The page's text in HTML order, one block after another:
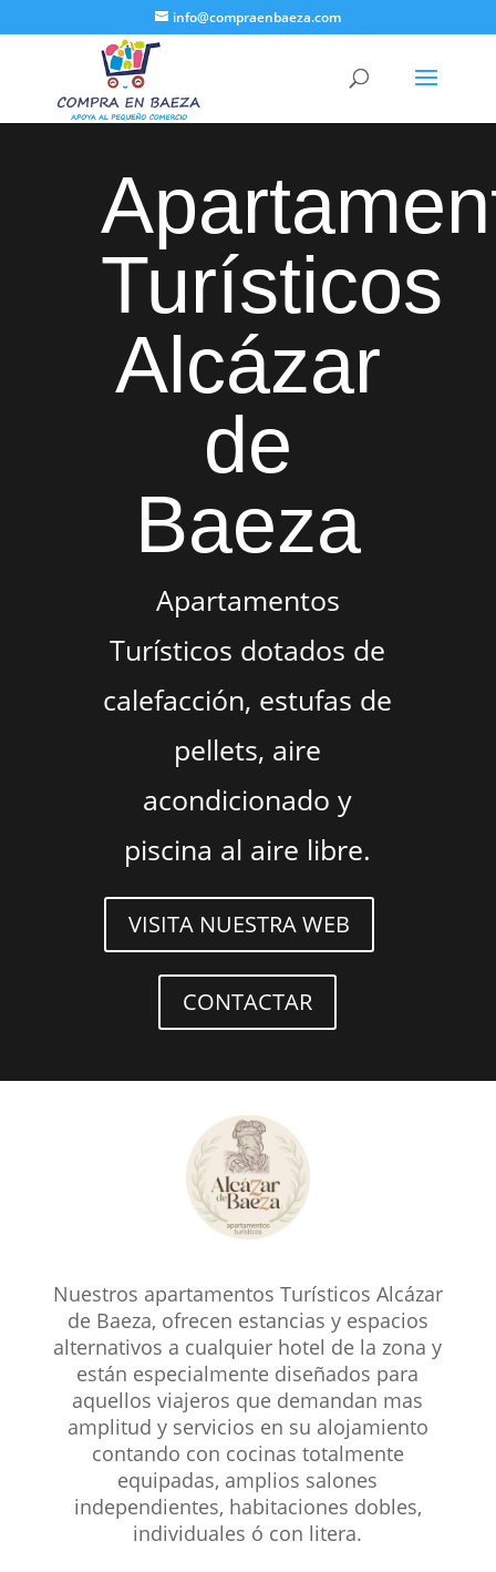
info@compraenbaeza.com
Turísticos
Alcázar
de
Baeza
Apartamentos
Turísticos dotados de
calefacción, estufas de
pellets, aire
acondicionado y
piscina al aire libre.
VISITA NUESTRA WEB
CONTACTAR
Nuestros apartamentos Turísticos Alcázar
de Baeza, ofrecen estancias y espacios
alternativos a cualquier hotel de la zona y
están especialmente diseñados para
aquellos viajeros que demandan mas
amplitud y servicios en su alojamiento
contando con cocinas totalmente
equipadas, amplios salones
independientes, habitaciones dobles,
individuales ó con litera.